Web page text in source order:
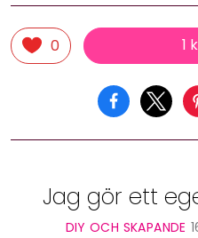
0 1
Jag gör ett
DIY OCH SKAPANDE